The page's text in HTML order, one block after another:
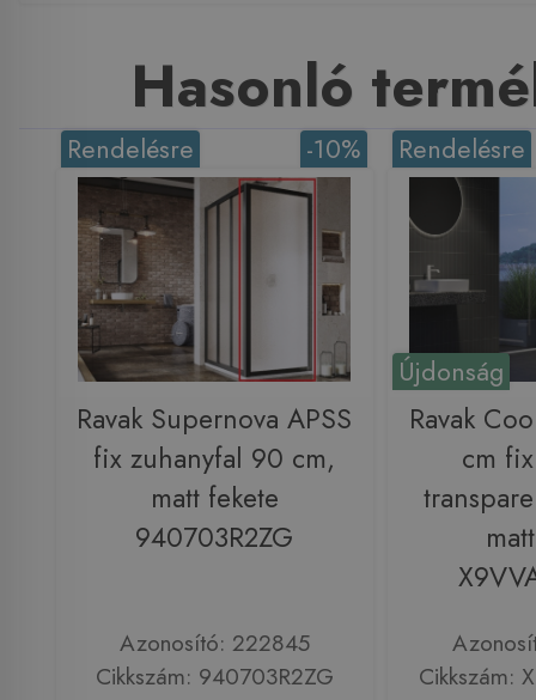
Hasonló
-10%
Rendelésre
Ravak Supernova APSS
fix zuhanyfal 90 cm,
matt fekete
940703R2ZG
Azonosító: 222845
Cikkszám: 940703R2ZG
Újdonság
Rendelésre
Ravak
cm
Cikkszám: